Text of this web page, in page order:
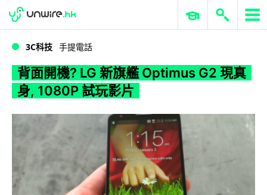
WWDC 2026 ERP 與商業 AI
3C科技 手提電話
背面開機? LG 新旗艦 Optimus G2 現真
身, 1080P 試玩影片